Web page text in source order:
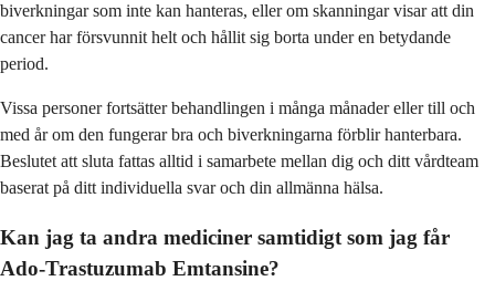
biverkningar som inte kan hanteras, eller om skanningar visar att din
cancer har försvunnit helt och hållit sig borta under en betydande
period.
Vissa personer fortsätter behandlingen i många månader eller till och
med år om den fungerar bra och biverkningarna förblir hanterbara.
Beslutet att sluta fattas alltid i samarbete mellan dig och ditt vårdteam
baserat på ditt individuella svar och din allmänna hälsa.
Kan jag ta andra mediciner samtidigt som jag får
Ado-Trastuzumab Emtansine?